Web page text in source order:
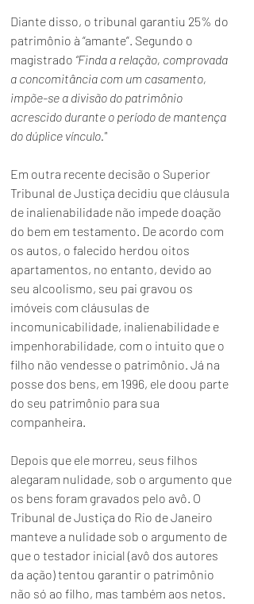
Diante disso, o tribunal garantiu 25% do
patrimônio à “amante”. Segundo o
magistrado “Finda a relação, comprovada
a concomitância com um casamento,
impõe-se a divisão do patrimônio
acrescido durante o período de mantença
do dúplice vínculo."
Em outra recente decisão o Superior
Tribunal de Justiça decidiu que cláusula
de inalienabilidade não impede doação
do bem em testamento. De acordo com
os autos, o falecido herdou oitos
apartamentos, no entanto, devido ao
seu alcoolismo, seu pai gravou os
imóveis com cláusulas de
incomunicabilidade, inalienabilidade e
impenhorabilidade, com o intuito que o
filho não vendesse o patrimônio. Já na
posse dos bens, em 1996, ele doou parte
do seu patrimônio para sua
companheira.
Depois que ele morreu, seus filhos
alegaram nulidade, sob o argumento que
os bens foram gravados pelo avô. O
Tribunal de Justiça do Rio de Janeiro
manteve a nulidade sob o argumento de
que o testador inicial (avô dos autores
da ação) tentou garantir o patrimônio
não só ao filho, mas também aos netos.